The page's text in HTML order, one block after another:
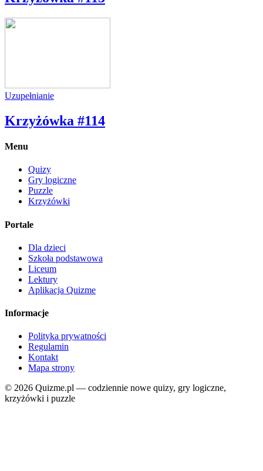
Uzupełnianie
Krzyżówka #114
Menu
Quizy
Gry logiczne
Puzzle
Krzyżówki
Portale
Dla dzieci
Szkoła podstawowa
Liceum
Lektury
Aplikacja Quizme
Informacje
Polityka prywatności
Regulamin
Kontakt
Mapa strony
© 2026 Quizme.pl — codziennie nowe quizy, gry logiczne,
krzyżówki i puzzle